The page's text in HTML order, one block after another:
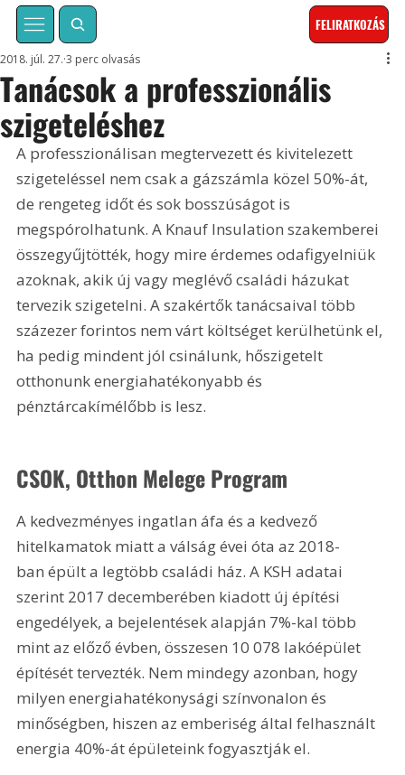
FELIRATKOZÁS
Tanácsok a professzionális
szigeteléshez
2018. júl. 27. 3 perc olvasás
A professzionálisan megtervezett és kivitelezett
szigeteléssel nem csak a gázszámla közel 50%-át,
de rengeteg időt és sok bosszúságot is
megspórolhatunk. A Knauf Insulation szakemberei
összegyűjtötték, hogy mire érdemes odafigyelniük
azoknak, akik új vagy meglévő családi házukat
tervezik szigetelni. A szakértők tanácsaival több
százezer forintos nem várt költséget kerülhetünk el,
ha pedig mindent jól csinálunk, hőszigetelt
otthonunk energiahatékonyabb és
pénztárcakímélőbb is lesz.
CSOK, Otthon Melege Program
A kedvezményes ingatlan áfa és a kedvező
hitelkamatok miatt a válság évei óta az 2018-
ban épült a legtöbb családi ház. A KSH adatai
szerint 2017 decemberében kiadott új építési
engedélyek, a bejelentések alapján 7%-kal több
mint az előző évben, összesen 10 078 lakóépület
építését tervezték. Nem mindegy azonban, hogy
milyen energiahatékonysági színvonalon és
minőségben, hiszen az emberiség által felhasznált
energia 40%-át épületeink fogyasztják el.